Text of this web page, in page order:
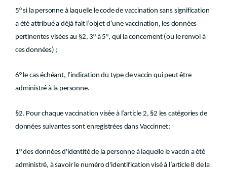
5° si la personne à laquelle le code de vaccination sans signification
a été attribué a déjà fait l’objet d’une vaccination, les données
pertinentes visées au §2, 3° à 5°, qui la concernent (ou le renvoi à
ces données) ;
6° le cas échéant, l’indication du type de vaccin qui peut être
administré à la personne.
§2. Pour chaque vaccination visée à l’article 2, §2 les catégories de
données suivantes sont enregistrées dans Vaccinnet:
1° des données d'identité de la personne à laquelle le vaccin a été
administré, à savoir le numéro d'identification visé à l’article 8 de la